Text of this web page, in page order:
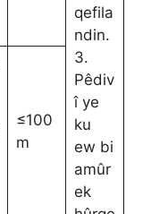
qefila
ndin.
3.
Pêdiv
î ye
ku
ew bi
amûr
ek
≤100
m